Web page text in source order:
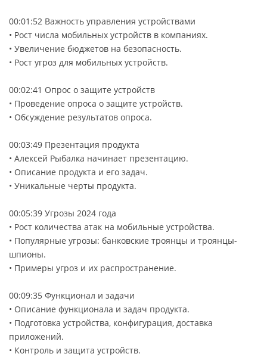
00:01:52 Важность управления устройствами
• Рост числа мобильных устройств в компаниях.
• Увеличение бюджетов на безопасность.
• Рост угроз для мобильных устройств.
00:02:41 Опрос о защите устройств
• Проведение опроса о защите устройств.
• Обсуждение результатов опроса.
00:03:49 Презентация продукта
• Алексей Рыбалка начинает презентацию.
• Описание продукта и его задач.
• Уникальные черты продукта.
00:05:39 Угрозы 2024 года
• Рост количества атак на мобильные устройства.
• Популярные угрозы: банковские троянцы и троянцы-
шпионы.
• Примеры угроз и их распространение.
00:09:35 Функционал и задачи
• Описание функционала и задач продукта.
• Подготовка устройства, конфигурация, доставка
приложений.
• Контроль и защита устройств.